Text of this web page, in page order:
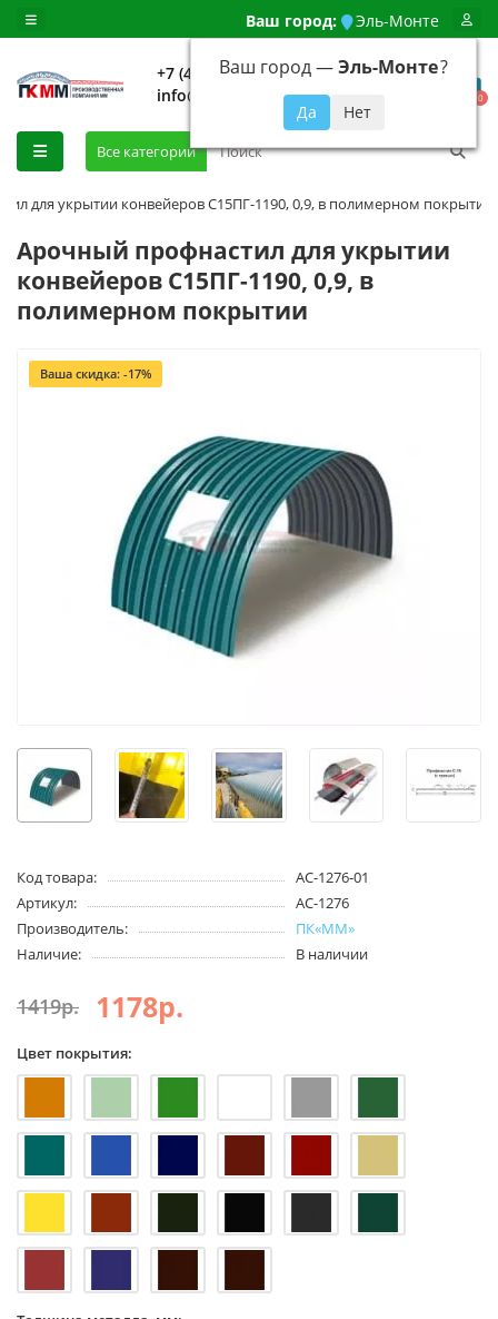
Ваш город: Эль-Монте
Ваш город —Эль-Монте?
+7 (499) 648-92-94
info@evroshtaketnikmoskva.ru
0
Все категории
для укрытии конвейеров С15ПГ-1190, 0,9, в полимерном покрытии
Арочный профнастил для укрытии
конвейеров С15ПГ-1190, 0,9, в
полимерном покрытии
Ваша скидка: -17%
Код товара:
АС-1276-01
Артикул:
АС-1276
Производитель:
ПК«ММ»
Наличие:
В наличии
1419р. 1178р.
Цвет покрытия: